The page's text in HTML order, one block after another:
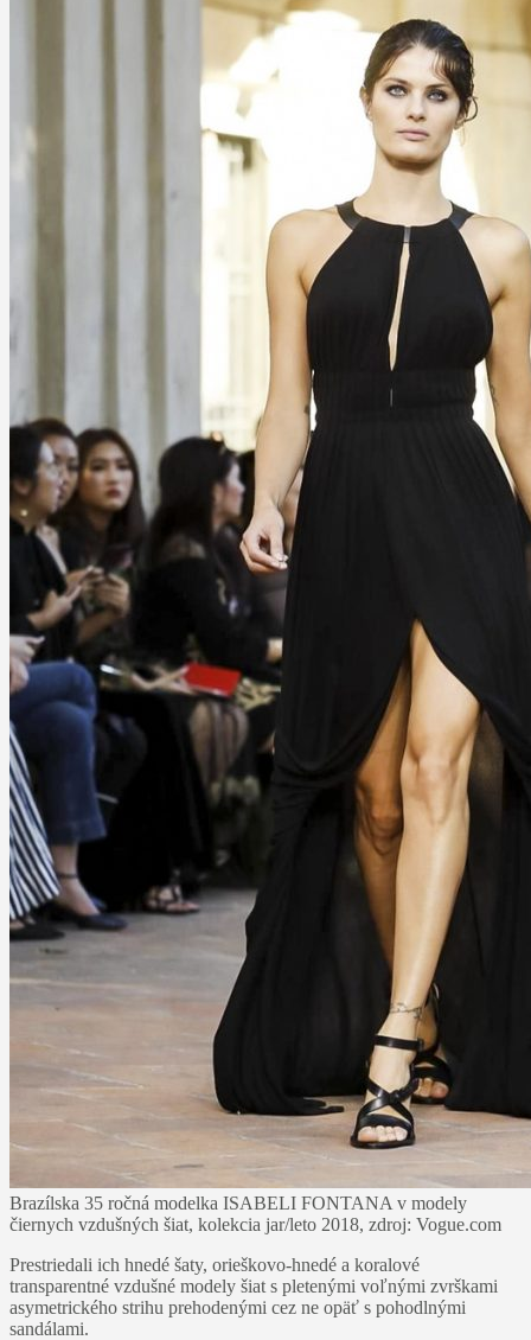
Brazílska 35 ročná modelka ISABELI FONTANA v modely
čiernych vzdušných šiat, kolekcia jar/leto 2018, zdroj: Vogue.com
Prestriedali ich hnedé šaty, orieškovo-hnedé a koralové
transparentné vzdušné modely šiat s pletenými voľnými zvrškami
asymetrického strihu prehodenými cez ne opäť s pohodlnými
sandálami.